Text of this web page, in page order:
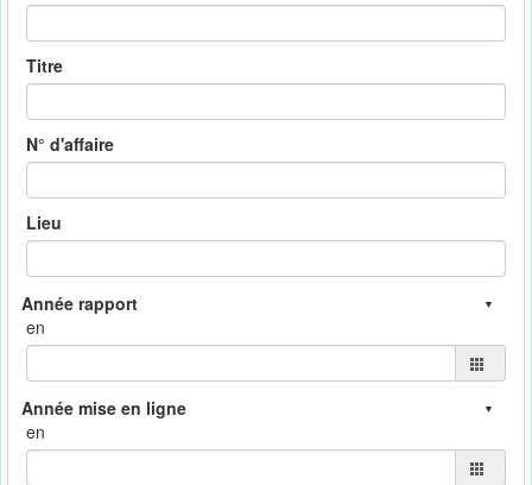
Titre
N° d'affaire
Lieu
en
en